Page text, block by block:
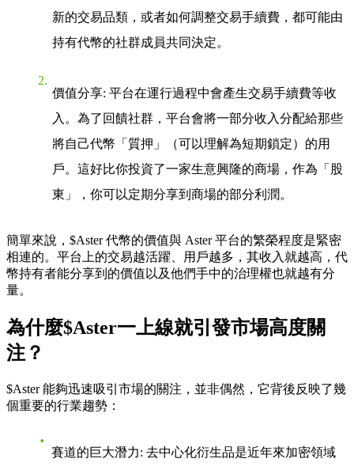
新的交易品類，或者如何調整交易手續費，都可能由
持有代幣的社群成員共同決定。
價值分享: 平台在運行過程中會產生交易手續費等收
入。為了回饋社群，平台會將一部分收入分配給那些
將自己代幣「質押」（可以理解為短期鎖定）的用
戶。這好比你投資了一家生意興隆的商場，作為「股
東」，你可以定期分享到商場的部分利潤。
簡單來說，$Aster 代幣的價值與 Aster 平台的繁榮程度是緊密
相連的。平台上的交易越活躍、用戶越多，其收入就越高，代
幣持有者能分享到的價值以及他們手中的治理權也就越有分
量。
為什麼$Aster一上線就引發市場高度關
注？
$Aster 能夠迅速吸引市場的關注，並非偶然，它背後反映了幾
個重要的行業趨勢：
賽道的巨大潛力: 去中心化衍生品是近年來加密領域